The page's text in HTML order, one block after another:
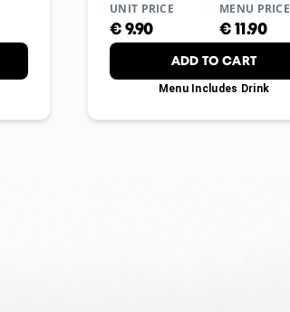
UNIT PRICE
€9.90
MENU PRICE
€11.90
ADD TO CART
Menu Includes Drink